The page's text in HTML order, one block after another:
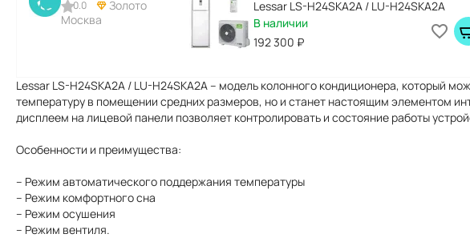
0.0
Золото
Москва
Lessar LS-H24SKA2A / LU-H24SKA2A
В наличии
192 300 ₽
Lessar LS-H24SKA2A / LU-H24SKA2A – модель колонного кондиционера, который
температуру в помещении средних размеров, но и станет настоящим элементом
дисплеем на лицевой панели позволяет контролировать и состояние работы
Особенности и преимущества:
– Режим автоматического поддержания температуры
– Режим комфортного сна
– Режим осушения
– Режим вентиля.